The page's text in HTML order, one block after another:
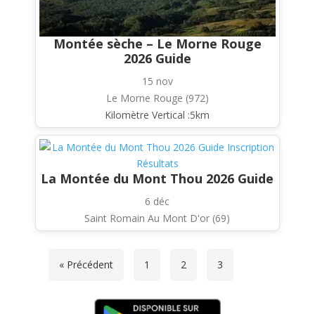
Montée sèche – Le Morne Rouge
2026 Guide
15 nov
Le Morne Rouge (972)
Kilomètre Vertical :5km
La Montée du Mont Thou 2026 Guide
6 déc
Saint Romain Au Mont D'or (69)
« Précédent 1 2 3